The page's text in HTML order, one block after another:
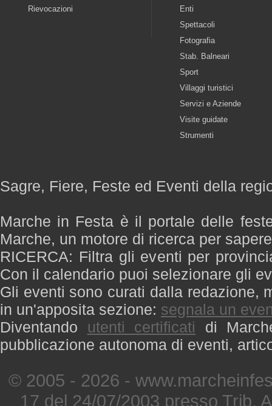
Rievocazioni
Enti
Spettacoli
Fotografia
Stab. Balneari
Sport
Villaggi turistici
Servizi e Aziende
Visite guidate
Strumenti
Sagre, Fiere, Feste ed Eventi della
Marche in Festa è il portale delle
Marche, un motore di ricerca per
RICERCA: Filtra gli eventi per
Con il calendario puoi selezionare gli
Gli eventi sono curati dalla redazione,
in un'apposita sezione: segnala un
Diventando utenti certificati di
pubblicazione autonoma di eventi,
© 2005 - 2026 -
17 del 24/07/2003 presso Trib.